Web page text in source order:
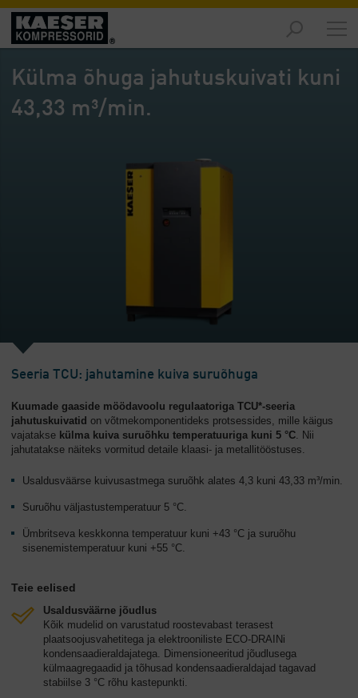
Turud
-
Ülevaade
Tooted
Ülevaade
Külma õhuga jahutuskuivati kuni
43,33 m³/min.
Seeria TCU: jahutamine kuiva suruõhuga
Kuumade gaaside möödavoolu regulaatoriga TCU*-seeria
jahutuskuivatid on võtmekomponentideks protsessides, mille käigus
vajatakse külma kuiva suruõhku temperatuuriga kuni 5 °C. Nii
jahutatakse näiteks vormitud detaile klaasi- ja metallitööstuses.
Usaldusväärse kuivusastmega suruõhk alates 4,3 kuni 43,33 m³/min.
Suruõhu väljastustemperatuur 5 °C.
Ümbritseva keskkonna temperatuur kuni +43 °C ja suruõhu
sisenemistemperatuur kuni +55 °C.
Teie eelised
Usaldusväärne jõudlus
Kõik mudelid on varustatud roostevabast terasest
plaatsoojusvahetitega ja elektrooniliste ECO-DRAINi
kondensaadieraldajatega. Dimensioneeritud jõudlusega
külmaagregaadid ja tõhusad kondensaadieraldajad tagavad
stabiilse 3 °C rõhu kastepunkti.